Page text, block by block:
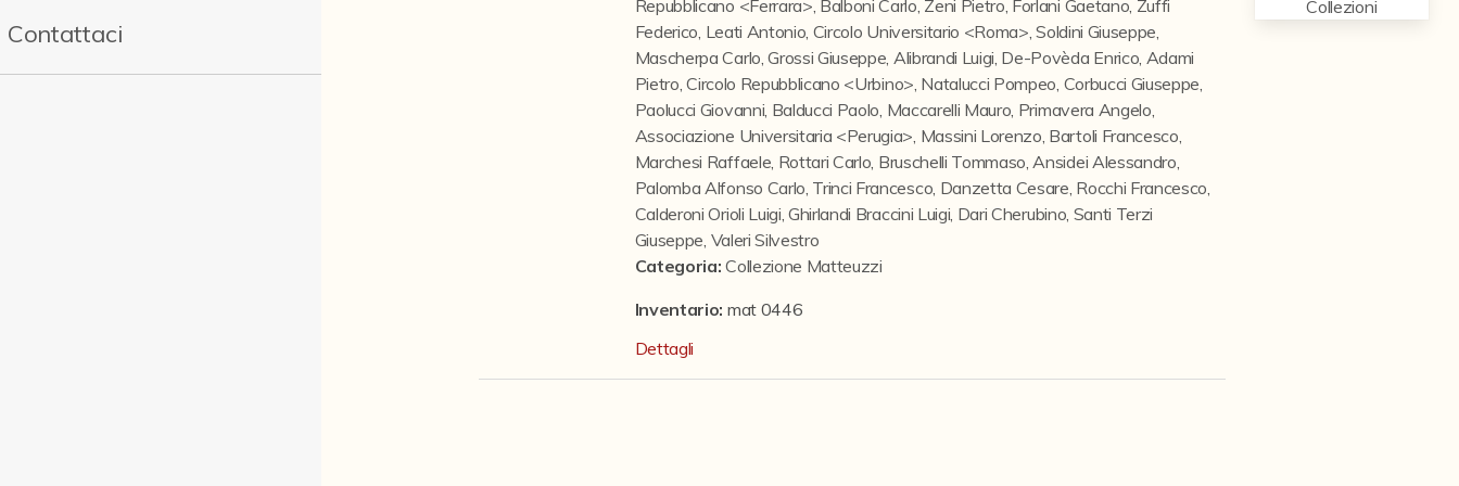
Contattaci
Repubblicano <Ferrara>, Balboni Carlo, Zeni Pietro, Forlani Gaetano, Zuffi
Federico, Leati Antonio, Circolo Universitario <Roma>,Soldini Giuseppe,
Mascherpa Carlo,Grossi Giuseppe, Alibrandi Luigi, De-Povèda Enrico, Adami
Pietro,Circolo Repubblicano <Urbino>, Natalucci Pompeo, Corbucci Giuseppe,
Paolucci Giovanni, Balducci Paolo, Maccarelli Mauro, Primavera Angelo,
Associazione Universitaria <Perugia>, Massini Lorenzo, Bartoli Francesco,
Marchesi Raffaele, Rottari Carlo, Bruschelli Tommaso,Ansidei Alessandro,
Palomba Alfonso Carlo, Trinci Francesco, Danzetta Cesare, Rocchi Francesco,
Calderoni Orioli Luigi,Ghirlandi Braccini Luigi, Dari Cherubino, Santi Terzi
Giuseppe, Valeri Silvestro
Categoria:Collezione Matteuzzi
Inventario: mat 0446
Dettagli
Collezioni